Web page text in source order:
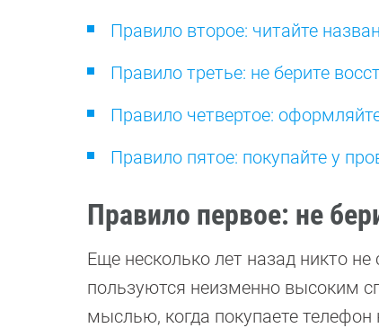
Правило второе: читайте
Правило третье: не берите
Правило четвертое:
Правило пятое: покупайте у
Правило первое: не
Еще несколько лет назад никто
пользуются неизменно высоким
мыслью, когда покупаете